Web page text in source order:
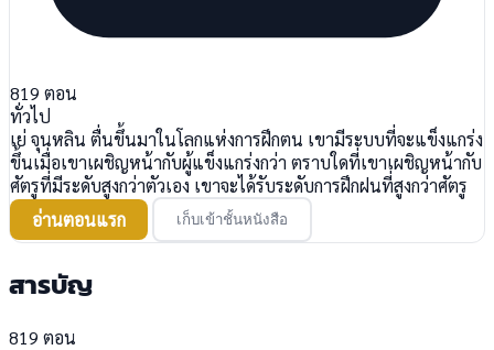
819 ตอน
ทั่วไป
เย่ จุนหลิน ตื่นขึ้นมาในโลกแห่งการฝึกตน เขามีระบบที่จะแข็งแกร่ง
ขึ้นเมื่อเขาเผชิญหน้ากับผู้แข็งแกร่งกว่า ตราบใดที่เขาเผชิญหน้ากับ
ศัตรูที่มีระดับสูงกว่าตัวเอง เขาจะได้รับระดับการฝึกฝนที่สูงกว่าศัตรู
อ่านตอนแรก
เก็บเข้าชั้นหนังสือ
สารบัญ
819 ตอน